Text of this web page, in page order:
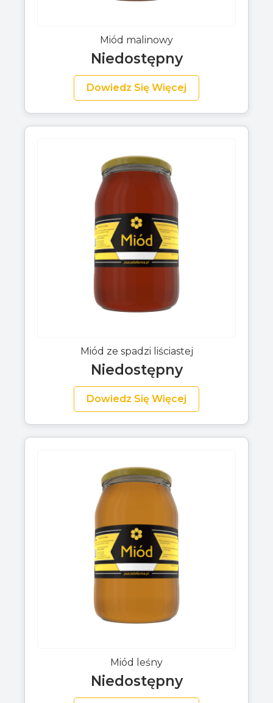
Miód malinowy
Niedostępny
Dowiedz Się Więcej
Miód ze spadzi liściastej
Niedostępny
Dowiedz Się Więcej
Miód leśny
Niedostępny